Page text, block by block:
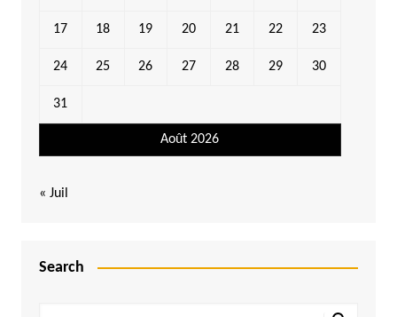
Août 2026
17 18 19 20 21 22 23
24 25 26 27 28 29 30
31
« Juil
Search